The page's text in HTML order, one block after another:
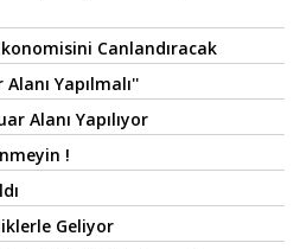
Canlandıracak
Yapılmalı''
Alanı Yapılıyor
!
Geliyor